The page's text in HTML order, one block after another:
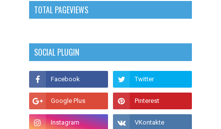
TOTAL PAGEVIEWS
SOCIAL PLUGIN